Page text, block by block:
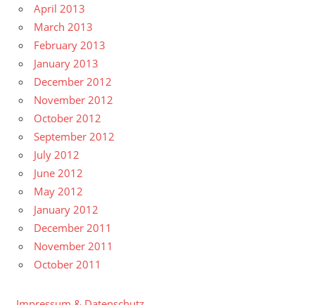
April 2013
March 2013
February 2013
January 2013
December 2012
November 2012
October 2012
September 2012
July 2012
June 2012
May 2012
January 2012
December 2011
November 2011
October 2011